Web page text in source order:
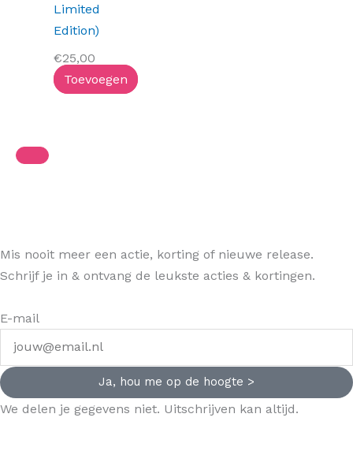
Limited
Edition)
€25,00
Toevoegen
Mis nooit meer een actie, korting of nieuwe release.
Schrijf je in & ontvang de leukste acties & kortingen.
E-mail
Ja, hou me op de hoogte >
We delen je gegevens niet. Uitschrijven kan altijd.